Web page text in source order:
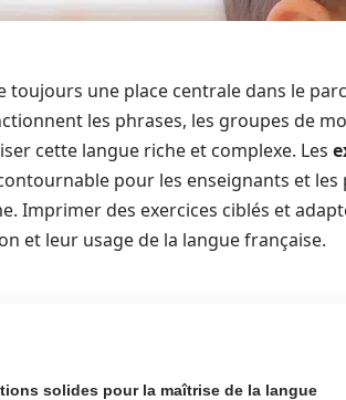
toujours une place centrale dans le
les phrases, les groupes de
cette langue riche et complexe. Les
pour les enseignants et les
Imprimer des exercices ciblés et
et leur usage de la langue française.
solides pour la maîtrise de la langue